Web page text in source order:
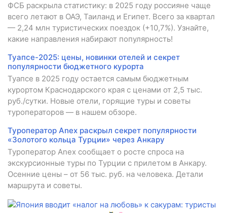
ФСБ раскрыла статистику: в 2025 году россияне чаще
всего летают в ОАЭ, Таиланд и Египет. Всего за квартал
— 2,24 млн туристических поездок (+10,7%). Узнайте,
какие направления набирают популярность!
Туапсе-2025: цены, новинки отелей и секрет
популярности бюджетного курорта
Туапсе в 2025 году остается самым бюджетным
курортом Краснодарского края с ценами от 2,5 тыс.
руб./сутки. Новые отели, горящие туры и советы
туроператоров — в нашем обзоре.
Туроператор Anex раскрыл секрет популярности
«Золотого кольца Турции» через Анкару
Туроператор Anex сообщает о росте спроса на
экскурсионные туры по Турции с прилетом в Анкару.
Осенние цены – от 56 тыс. руб. на человека. Детали
маршрута и советы.